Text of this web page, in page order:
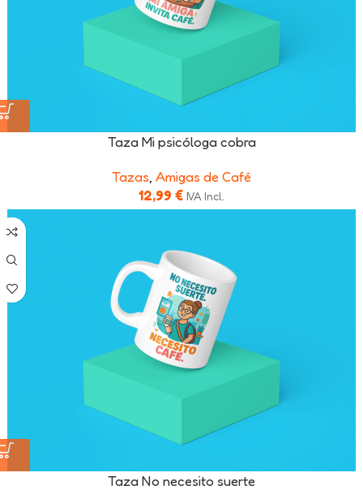
Taza Mi psicóloga cobra
Tazas Amigas de Café
12,99 € IVA Incl.
Taza No necesito suerte